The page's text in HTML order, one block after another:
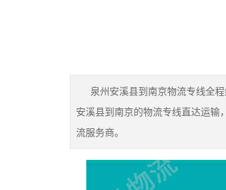
泉州安溪县到南京物流专线全程
安溪县到南京的物流专线直达运输
流服务商。